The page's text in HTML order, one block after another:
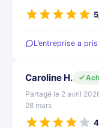
L’entreprise a
Caroline H.
Partagé le 2 avril
28 mars